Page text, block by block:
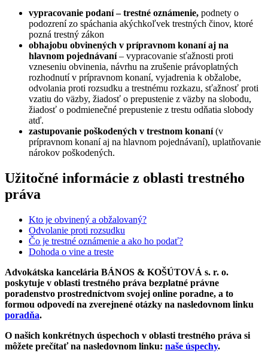
vypracovanie podaní – trestné oznámenie, podnety o
podozrení zo spáchania akýchkoľvek trestných činov, ktoré
pozná trestný zákon
obhajobu obvinených v prípravnom konaní aj na
hlavnom pojednávaní– vypracovanie sťažnosti proti
vzneseniu obvinenia, návrhu na zrušenie právoplatných
rozhodnutí v prípravnom konaní, vyjadrenia k obžalobe,
odvolania proti rozsudku a trestnému rozkazu, sťažnosť proti
vzatiu do väzby, žiadosť o prepustenie z väzby na slobodu,
žiadosť o podmienečné prepustenie z trestu odňatia slobody
atď.
zastupovanie poškodených v trestnom konaní(v
prípravnom konaní aj na hlavnom pojednávaní), uplatňovanie
nárokov poškodených.
Užitočné informácie z oblasti trestného
práva
Kto je obvinený a obžalovaný?
Odvolanie proti rozsudku
Čo je trestné oznámenie a ako ho podať?
Dohoda o vine a treste
Advokátska kancelária BÁNOS & KOŠÚTOVÁ s. r. o.
poskytuje v oblasti trestného práva bezplatné právne
poradenstvo prostredníctvom svojej online poradne, a to
formou odpovedí na zverejnené otázky na nasledovnom linku
poradňa.
O našich konkrétnych úspechoch v oblasti trestného práva si
môžete prečítať na nasledovnom linku: naše úspechy.